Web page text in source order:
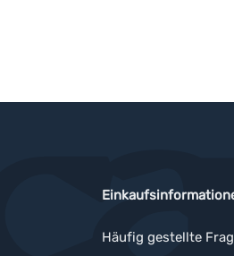
Häufig gestellte